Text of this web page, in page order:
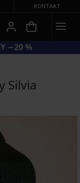
KONTAKT
−20 %
Silvia